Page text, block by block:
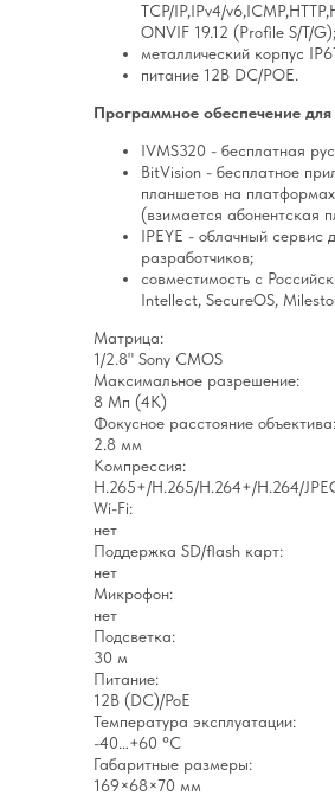
TCP/IP,IPv4/
ONVIF 19.12 (Profile S/T/G);
металлический корпус
питание 12В DC/POE.
Программное обеспечение
IVMS320 - бесплатная
BitVision - бесплатное
планшетов на
(взимается абонентская
IPEYE - облачный сервис
разработчиков;
совместимость с
Intellect, SecureOS,
Матрица:
1/2.8" Sony CMOS
Максимальное разрешение:
8 Мп (4K)
Фокусное расстояние объектива:
2.8 мм
Компрессия:
H.265+/H.265/H.264+/H.264/
Wi-Fi:
нет
Поддержка SD/flash карт:
нет
Микрофон:
нет
Подсветка:
30 м
Питание:
12В (DC)/PoE
Температура эксплуатации:
-40…+60 °С
Габаритные размеры:
169×68×70 мм